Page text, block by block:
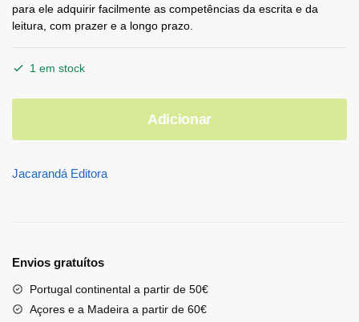
para ele adquirir facilmente as competências da escrita e da
leitura, com prazer e a longo prazo.
1 em stock
Adicionar
Jacarandá Editora
Envios gratuítos
Portugal continental a partir de 50€
Açores e a Madeira a partir de 60€